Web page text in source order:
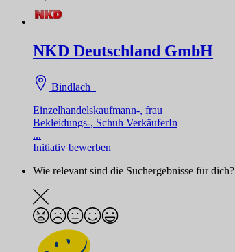
NKD Deutschland GmbH
Bindlach
Einzelhandelskaufmann-, frau
Bekleidungs-, Schuh VerkäuferIn
...
Initiativ bewerben
Wie relevant sind die Suchergebnisse für dich?